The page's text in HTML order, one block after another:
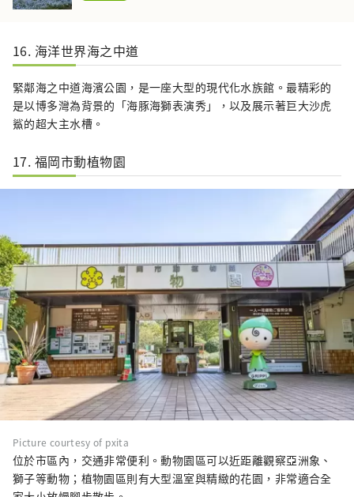
16. 海洋世界海之中道
緊鄰海之中道海濱公園，是一座大型的現代化水族館。最精彩的
是以博多灣為背景的「海豚海獅表演秀」，以及展示著巨大沙虎
鯊的超大主水槽。
17. 福岡市動植物園
Picture courtesy of pxita
位於市區內，交通非常便利。動物園區可以近距離觀察亞洲象、
獅子等動物；植物園區則有大型溫室與精緻的花園，非常適合全